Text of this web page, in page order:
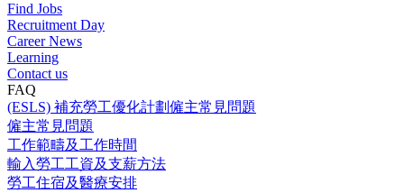
Find Jobs
Recruitment Day
Career News
Learning
Contact us
FAQ
(ESLS) 補充勞工優化計劃僱主常見問題
僱主常見問題
工作範疇及工作時間
輸入勞工工資及支薪方法
勞工住宿及醫療安排